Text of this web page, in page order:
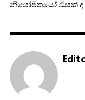
නියෝජිතයෝ රැසක් ද